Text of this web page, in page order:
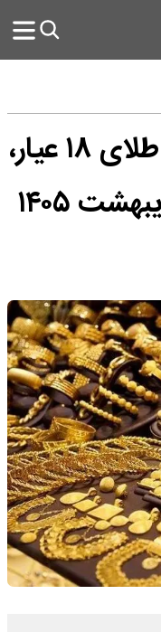
رشد بی سابقه قیمت طلای ۱۸ عیار،